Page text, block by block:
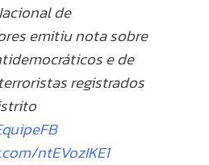
de
emitiu nota sobre
e de
registrados
ntEVozIKE1